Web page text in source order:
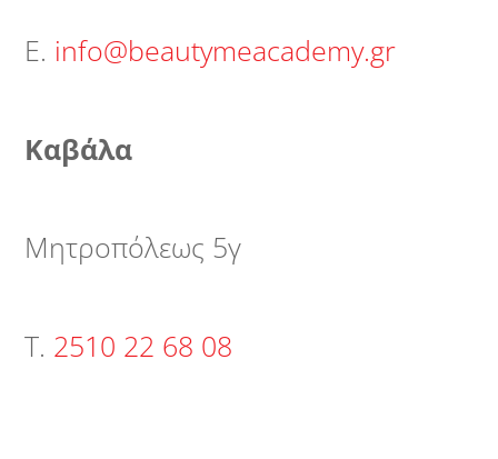
Ε. info@beautymeacademy.gr
Καβάλα
Μητροπόλεως 5γ
Τ. 2510 22 68 08